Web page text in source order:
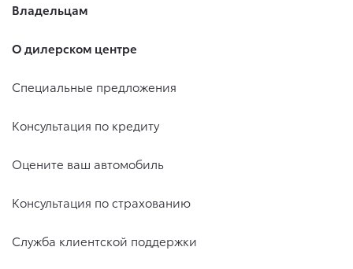
Владельцам
О дилерском центре
Специальные предложения
Консультация по кредиту
Оцените ваш автомобиль
Консультация по страхованию
Служба клиентской поддержки